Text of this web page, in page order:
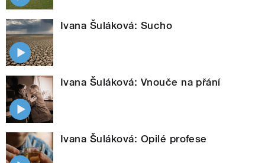
Ivana Šuláková: Sucho
Ivana Šuláková: Vnouče na přání
Ivana Šuláková: Opilé profese